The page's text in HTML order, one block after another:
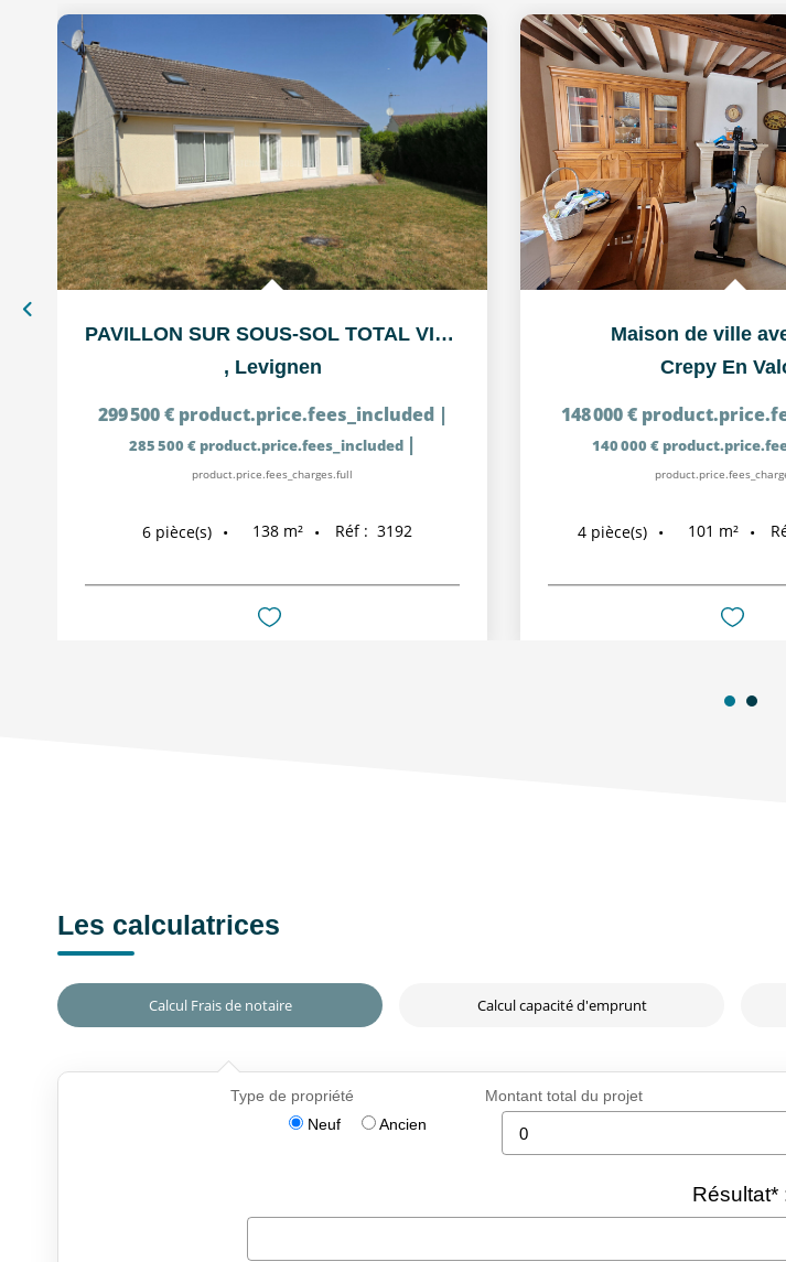
PAVILLON SUR SOUS-SOL TOTAL VIVABLE DE PLAIN PIED
, Levignen
299 500 € product.price.fees_included |
285 500 € product.price.fees_included |
product.price.fees_charges.full
6 pièce(s) 138 m² Réf : 3192
Maison de ville
Crepy En
148 000 €
140 000 €
4 pièce(s) 101 m²
Les calculatrices
Calcul Frais de notaire Calcul capacité d'emprunt